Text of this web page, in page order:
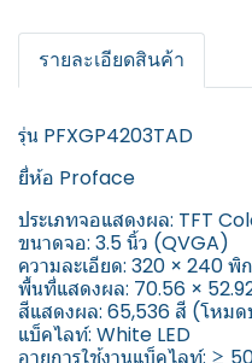
รายละเอียดสินค้า
รุ่น PFXGP4203TAD
ยี่ห้อ Proface
ประเภทจอแสดงผล: TFT
ขนาดจอ: 3.5 นิ้ว (QVGA)
ความละเอียด: 320 × 240 พิ
พื้นที่แสดงผล: 70.56 ×
สีแสดงผล: 65,536 สี (โหม
แบ็คไลท์: White LED